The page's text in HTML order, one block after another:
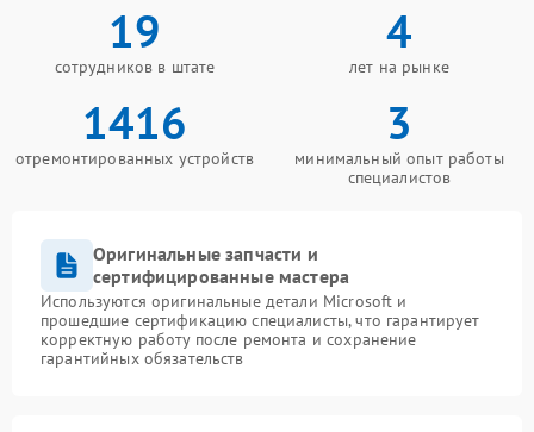
19
сотрудников в штате
4
лет на рынке
1416
отремонтированных устройств
3
минимальный опыт работы
специалистов
Оригинальные запчасти и
сертифицированные мастера
Используются оригинальные детали Microsoft и
прошедшие сертификацию специалисты, что гарантирует
корректную работу после ремонта и сохранение
гарантийных обязательств